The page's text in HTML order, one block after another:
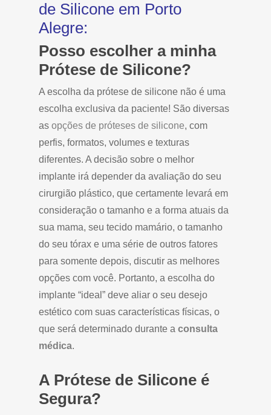
de Silicone em Porto
Alegre:
Posso escolher a minha
Prótese de Silicone?
A escolha da prótese de silicone não é uma
escolha exclusiva da paciente! São diversas
as opções de próteses de silicone, com
perfis, formatos, volumes e texturas
diferentes. A decisão sobre o melhor
implante irá depender da avaliação do seu
cirurgião plástico, que certamente levará em
consideração o tamanho e a forma atuais da
sua mama, seu tecido mamário, o tamanho
do seu tórax e uma série de outros fatores
para somente depois, discutir as melhores
opções com você. Portanto, a escolha do
implante “ideal” deve aliar o seu desejo
estético com suas características físicas, o
que será determinado durante a consulta
médica.
A Prótese de Silicone é
Segura?